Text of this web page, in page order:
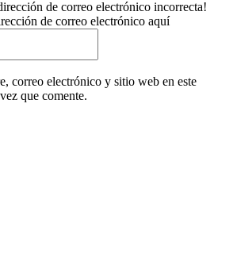
de correo electrónico incorrecta!
de correo electrónico aquí
correo electrónico y sitio web en este
que comente.